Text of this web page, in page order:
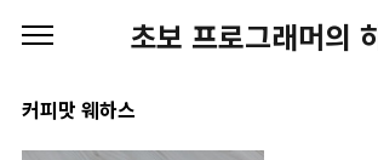
초보 프로그래머의
커피맛 웨하스